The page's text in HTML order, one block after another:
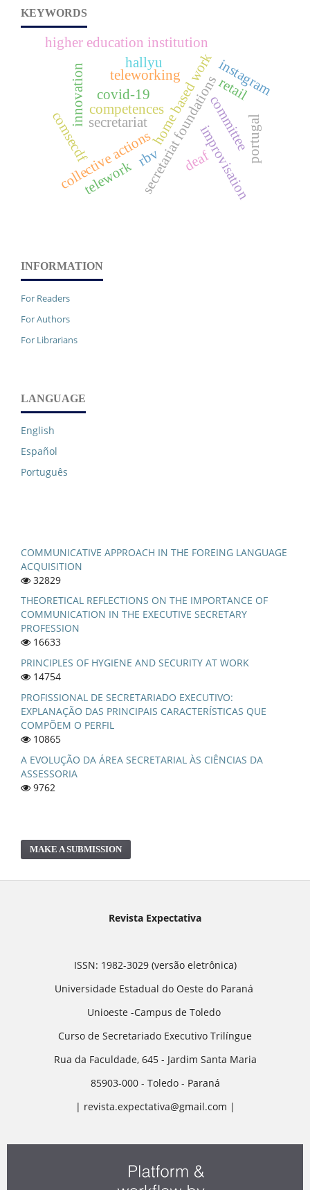
KEYWORDS
teleworkinghome based work
higher education institution
secretariatsecretariat foundations
innovation
collective actions
committee
comsecdf improvisation
competences
covid-19 retail
hallyu
deaf
instagram
rbv
telework
portugal
INFORMATION
For Readers
For Authors
For Librarians
LANGUAGE
English
Español
Português
COMMUNICATIVE APPROACH IN THE FOREING LANGUAGE
ACQUISITION
32829
THEORETICAL REFLECTIONS ON THE IMPORTANCE OF
COMMUNICATION IN THE EXECUTIVE SECRETARY
PROFESSION
16633
PRINCIPLES OF HYGIENE AND SECURITY AT WORK
14754
PROFISSIONAL DE SECRETARIADO EXECUTIVO:
EXPLANAÇÃO DAS PRINCIPAIS CARACTERÍSTICAS QUE
COMPÕEM O PERFIL
10865
A EVOLUÇÃO DA ÁREA SECRETARIAL ÀS CIÊNCIAS DA
ASSESSORIA
9762
MAKE A SUBMISSION
Revista Expectativa
ISSN: 1982-3029 (versão eletrônica)
Universidade Estadual do Oeste do Paraná
Unioeste -Campus de Toledo
Curso de Secretariado Executivo Trilíngue
Rua da Faculdade, 645 - Jardim Santa Maria
85903-000 - Toledo - Paraná
| revista.expectativa@gmail.com |